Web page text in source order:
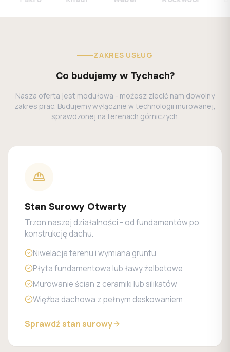
ZAKRES USŁUG
Co budujemy w Tychach?
Nasza oferta jest modułowa - możesz zlecić nam dowolny
zakres prac. Budujemy wyłącznie w technologii murowanej,
sprawdzonej na terenach górniczych.
Stan Surowy Otwarty
Trzon naszej działalności - od fundamentów po
konstrukcję dachu.
Niwelacja terenu i wymiana gruntu
Płyta fundamentowa lub ławy żelbetowe
Murowanie ścian z ceramiki lub silikatów
Więźba dachowa z pełnym deskowaniem
Sprawdź stan surowy